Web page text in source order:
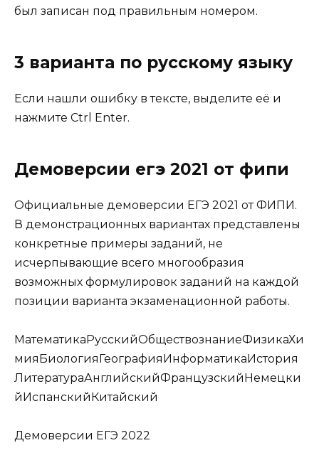
был записан под правильным номером.
3 варианта по русскому языку
Если нашли ошибку в тексте, выделите её и
нажмите Ctrl Enter.
Демоверсии егэ 2021 от фипи
Официальные демоверсии ЕГЭ 2021 от ФИПИ.
В демонстрационных вариантах представлены
конкретные примеры заданий, не
исчерпывающие всего многообразия
возможных формулировок заданий на каждой
позиции варианта экзаменационной работы.
Математика РусскийОбществознаниеФизикаХи
мия Биология География Информатика История
ЛитератураАнглийскийФранцузский Немецки
й Испанский Китайский
Демоверсии ЕГЭ 2022